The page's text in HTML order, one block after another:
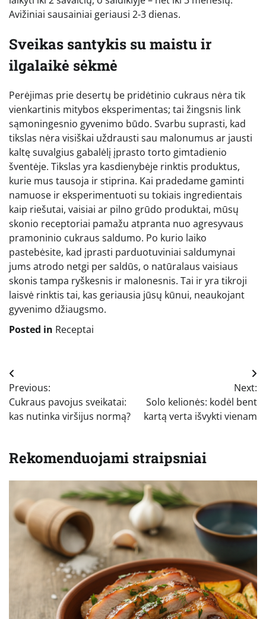
Avižiniai sausainiai geriausi 2-3 dienas.
Sveikas santykis su maistu ir
ilgalaikė sėkmė
Perėjimas prie desertų be pridėtinio cukraus nėra tik
vienkartinis mitybos eksperimentas; tai žingsnis link
sąmoningesnio gyvenimo būdo. Svarbu suprasti, kad
tikslas nėra visiškai uždrausti sau malonumus ar jausti
kaltę suvalgius gabalėlį įprasto torto gimtadienio
šventėje. Tikslas yra kasdienybėje rinktis produktus,
kurie mus tausoja ir stiprina. Kai pradedame gaminti
namuose ir eksperimentuoti su tokiais ingredientais
kaip riešutai, vaisiai ar pilno grūdo produktai, mūsų
skonio receptoriai pamažu atpranta nuo agresyvaus
pramoninio cukraus saldumo. Po kurio laiko
pastebėsite, kad įprasti parduotuviniai saldumynai
jums atrodo netgi per saldūs, o natūralaus vaisiaus
skonis tampa ryškesnis ir malonesnis. Tai ir yra tikroji
laisvė rinktis tai, kas geriausia jūsų kūnui, neaukojant
gyvenimo džiaugsmo.
Posted in Receptai
Navigacija
tarp
įrašų
Previous:
Cukraus pavojus sveikatai:
kas nutinka viršijus normą?
Next:
Solo kelionės: kodėl bent
kartą verta išvykti vienam
Rekomenduojami straipsniai